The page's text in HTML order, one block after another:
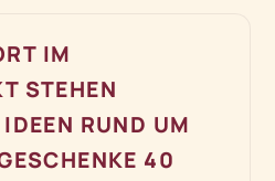
IM
STEHEN
RUND UM
40